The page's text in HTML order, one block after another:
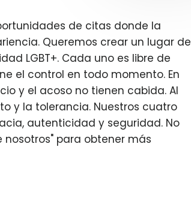
de citas donde la
Queremos crear un lugar de
LGBT+. Cada uno es libre de
el control en todo momento. En
y el acoso no tienen cabida. Al
y la tolerancia. Nuestros cuatro
autenticidad y seguridad. No
para obtener más